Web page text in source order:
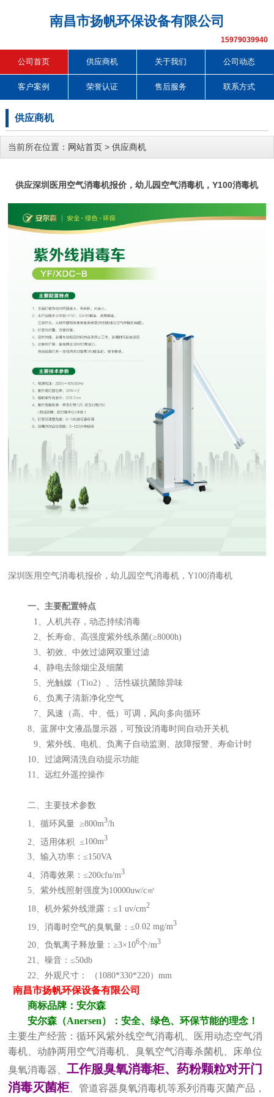
南昌市扬帆环保设备有限公司
15979039940
公司首页 供应商机 关于我们 公司动态
客户案例 荣誉认证 售后服务 联系方式
供应商机
当前所在位置： 网站首页 > 供应商机
供应深圳医用空气消毒机报价，幼儿园空气消毒机，Y100消毒机
深圳医用空气消毒机报价，幼儿园空气消毒机，Y100消毒机
一、主要配置特点
1
、人机共存，动态持续消毒
2 、长寿命、高强度紫外线杀菌(≥8000h)
3 、初效、中效过滤网双重过滤
4 、静电去除烟尘及细菌
5 、光触媒（Tio2 ）、活性碳抗菌除异味
6 、负离子清新净化空气
7 、风速（高、中、低）可调，风向多向循环
8 、蓝屏中文液晶显示器，可预设消毒时间自动开关机
9 、紫外线、电机、负离子自动监测、故障报警、寿命计时
10 、过滤网清洗自动提示功能
11
、远红外遥控操作
二、主要技术参数
1
、循环风量 ≥800m3/h
2 、适用体积 ≤100m3
3、输入功率：≤150VA
4 、消毒效果：≤200cfu/m3
5 、紫外线照射强度为10000uw/c㎡
18 、机外紫外线泄露：≤1 uv/cm2
19 、消毒时空气的臭氧量：≤0.02 mg/m3
20 、负氧离子释放量：≥3×106个/m3
21 、噪音：≤50db
22 、外观尺寸： （ 1080*330*220）mm
南昌市扬帆环保设备有限公司
商标品牌：安尔森
安尔森（Anersen）：安全、绿色、环保节能的理念！
主要生产经营：循环风紫外线空气消毒机、医用动态空气消
毒机、动静两用空气消毒机、臭氧空气消毒杀菌机、床单位
臭氧消毒器、工作服臭氧消毒柜、药粉颗粒对开门
消毒灭菌柜 、管道容器臭氧消毒机等系列消毒灭菌产品，